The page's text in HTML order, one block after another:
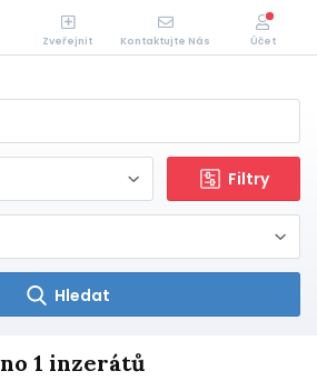
Filtry
Hledat
1 inzerátů
Zveřejnit Kontaktujte Nás Účet